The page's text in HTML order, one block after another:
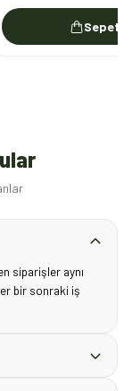
Sepete
siparişler aynı
bir sonraki iş